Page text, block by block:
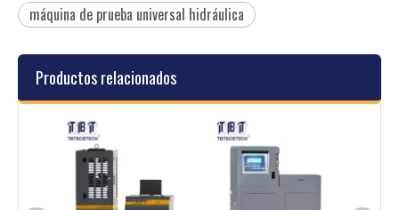
máquina de prueba universal hidráulica
Productos relacionados